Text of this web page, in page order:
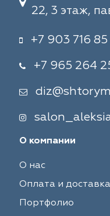
22, 3 этаж,
+7 903 716 85
+7 965 264
О компании
О нас
Оплата и доставка
Портфолио